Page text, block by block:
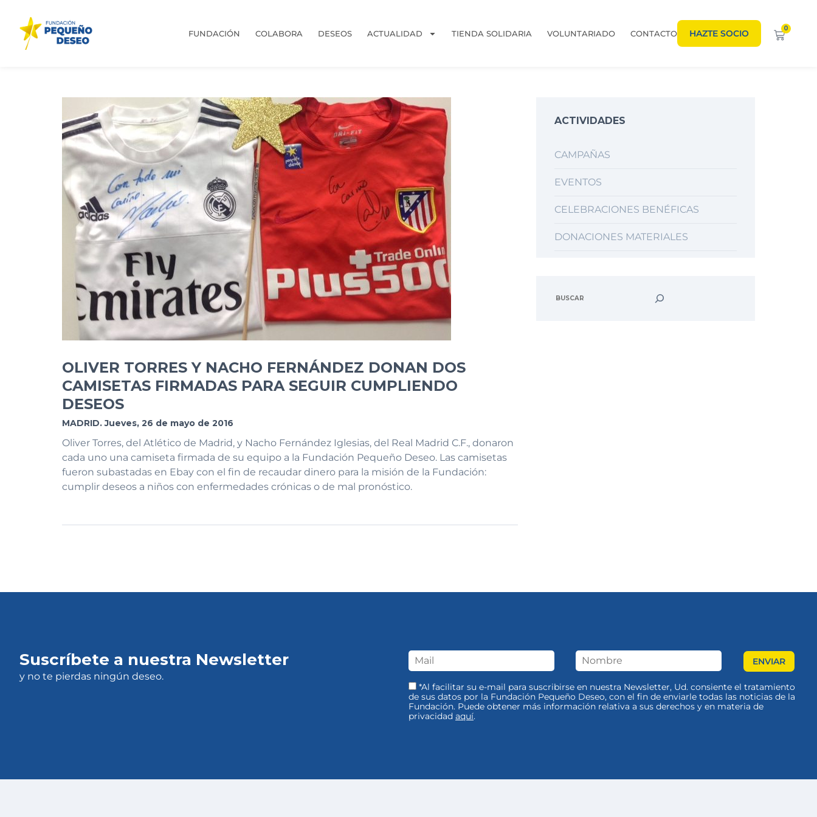
FUNDACIÓN COLABORA DESEOS ACTUALIDAD TIENDA SOLIDARIA VOLUNTARIADO CONTACTO HAZTE SOCIO 0
OLIVER TORRES Y NACHO FERNÁNDEZ DONAN DOS
CAMISETAS FIRMADAS PARA SEGUIR CUMPLIENDO
DESEOS
MADRID. Jueves, 26 de mayo de 2016
Oliver Torres, del Atlético de Madrid, y Nacho Fernández Iglesias, del Real Madrid C.F., donaron
cada uno una camiseta firmada de su equipo a la Fundación Pequeño Deseo. Las camisetas
fueron subastadas en Ebay con el fin de recaudar dinero para la misión de la Fundación:
cumplir deseos a niños con enfermedades crónicas o de mal pronóstico.
ACTIVIDADES
CAMPAÑAS
EVENTOS
CELEBRACIONES BENÉFICAS
DONACIONES MATERIALES
Suscríbete a nuestra Newsletter
y no te pierdas ningún deseo.
*Al facilitar su e-mail para suscribirse en nuestra Newsletter, Ud. consiente el tratamiento
de sus datos por la Fundación Pequeño Deseo, con el fin de enviarle todas las noticias de la
Fundación. Puede obtener más información relativa a sus derechos y en materia de
privacidad aquí.